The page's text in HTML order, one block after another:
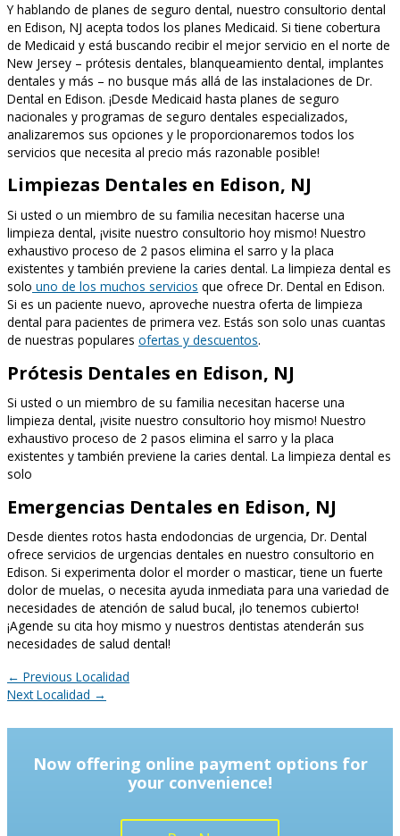
Y hablando de planes de seguro dental, nuestro consultorio dental
en Edison, NJ acepta todos los planes Medicaid. Si tiene cobertura
de Medicaid y está buscando recibir el mejor servicio en el norte de
New Jersey – prótesis dentales, blanqueamiento dental, implantes
dentales y más – no busque más allá de las instalaciones de Dr.
Dental en Edison. ¡Desde Medicaid hasta planes de seguro
nacionales y programas de seguro dentales especializados,
analizaremos sus opciones y le proporcionaremos todos los
servicios que necesita al precio más razonable posible!
Limpiezas Dentales en Edison, NJ
Si usted o un miembro de su familia necesitan hacerse una
limpieza dental, ¡visite nuestro consultorio hoy mismo! Nuestro
exhaustivo proceso de 2 pasos elimina el sarro y la placa
existentes y también previene la caries dental. La limpieza dental es
solo uno de los muchos servicios que ofrece Dr. Dental en Edison.
Si es un paciente nuevo, aproveche nuestra oferta de limpieza
dental para pacientes de primera vez. Estás son solo unas cuantas
de nuestras populares ofertas y descuentos.
Prótesis Dentales en Edison, NJ
Si usted o un miembro de su familia necesitan hacerse una
limpieza dental, ¡visite nuestro consultorio hoy mismo! Nuestro
exhaustivo proceso de 2 pasos elimina el sarro y la placa
existentes y también previene la caries dental. La limpieza dental es
solo
Emergencias Dentales en Edison, NJ
Desde dientes rotos hasta endodoncias de urgencia, Dr. Dental
ofrece servicios de urgencias dentales en nuestro consultorio en
Edison. Si experimenta dolor el morder o masticar, tiene un fuerte
dolor de muelas, o necesita ayuda inmediata para una variedad de
necesidades de atención de salud bucal, ¡lo tenemos cubierto!
¡Agende su cita hoy mismo y nuestros dentistas atenderán sus
necesidades de salud dental!
← Previous Localidad
Next Localidad →
Now offering online payment options for
your convenience!